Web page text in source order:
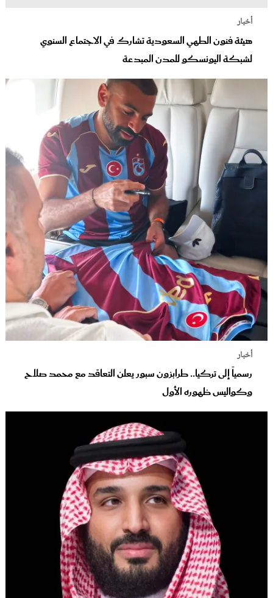
أخبار
هيئة فنون الطهي السعودية تشارك في الاجتماع السنوي
لشبكة اليونسكو للمدن المبدعة
أخبار
رسمياً إلى تركيا.. طرابزون سبور يعلن التعاقد مع محمد صلاح
وكواليس ظهوره الأول